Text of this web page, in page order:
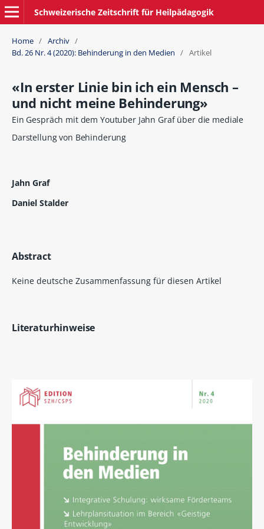
Schweizerische Zeitschrift für Heilpädagogik
Home / Archiv /
Bd. 26 Nr. 4 (2020): Behinderung in den Medien / Artikel
«In erster Linie bin ich ein Mensch –
und nicht meine Behinderung»
Ein Gespräch mit dem Youtuber Jahn Graf über die mediale
Darstellung von Behinderung
Jahn Graf
Daniel Stalder
Abstract
Keine deutsche Zusammenfassung für diesen Artikel
Literaturhinweise